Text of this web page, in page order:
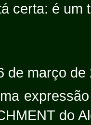
certa: é um
de março de
do